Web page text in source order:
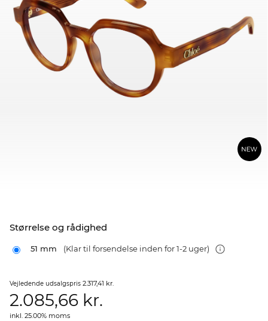
Størrelse og rådighed
51 mm (Klar til forsendelse inden for 1-2 uger)
Vejledende udsalgspris 2.317,41 kr.
2.085,66 kr.
inkl. 25.00% moms